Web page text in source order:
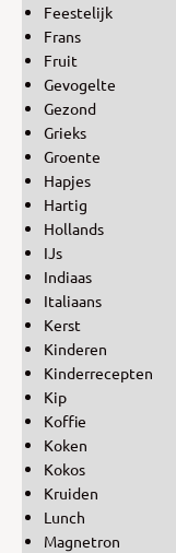
Feestelijk
Frans
Fruit
Gevogelte
Gezond
Grieks
Groente
Hapjes
Hartig
Hollands
IJs
Indiaas
Italiaans
Kerst
Kinderen
Kinderrecepten
Kip
Koffie
Koken
Kokos
Kruiden
Lunch
Magnetron